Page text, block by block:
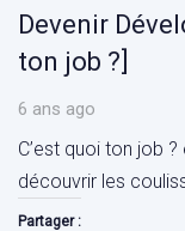
Devenir
ton job ?]
6 ans ago
C’est quoi ton job
découvrir les
Partager :